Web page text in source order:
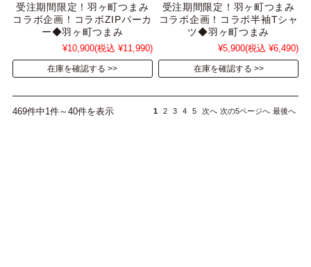
受注期間限定！羽ヶ町つまみ
コラボ企画！コラボZIPパーカ
ー◆羽ヶ町つまみ
¥10,900(税込 ¥11,990)
在庫を確認する
受注期間限定！羽ヶ町つまみ
コラボ企画！コラボ半袖Tシャ
ツ◆羽ヶ町つまみ
¥5,900(税込 ¥6,490)
在庫を確認する
469件中1件～40件を表示 1 2 3 4 5 次へ 次の5ページへ 最後へ